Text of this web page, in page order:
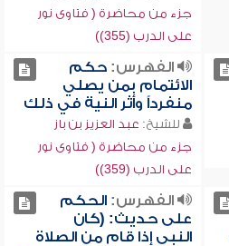
جزء من محاضرة ( فتاوى نور
على الدرب (355))
الفهرس:حكم
الائتمام بمن يصلي
منفرداً وأثر النية في ذلك
للشيخ: عبد العزيز بن باز
جزء من محاضرة ( فتاوى نور
على الدرب (359))
الفهرس:الحكم
على حديث: (كان
النبي إذا قام من الصلاة